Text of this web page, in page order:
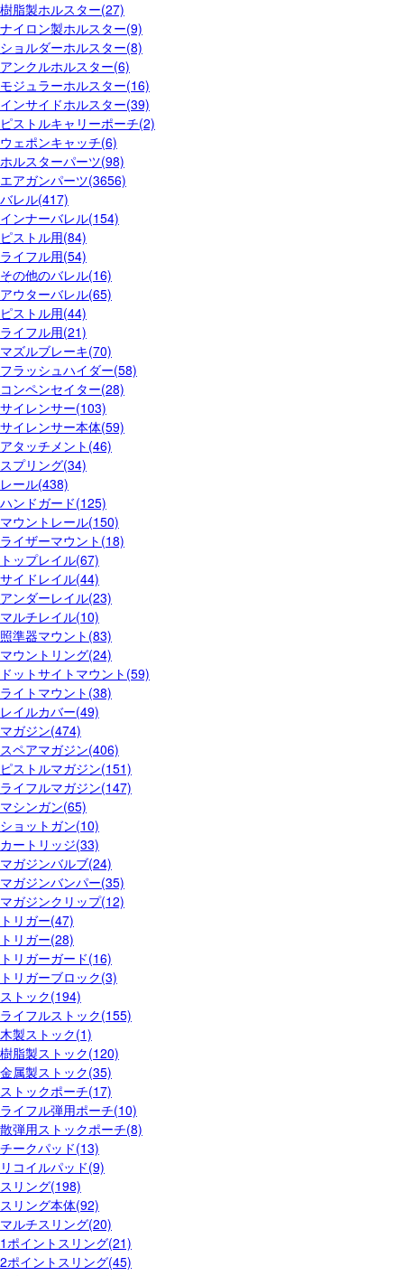
樹脂製ホルスター(27)
ナイロン製ホルスター(9)
ショルダーホルスター(8)
アンクルホルスター(6)
モジュラーホルスター(16)
インサイドホルスター(39)
ピストルキャリーポーチ(2)
ウェポンキャッチ(6)
ホルスターパーツ(98)
エアガンパーツ(3656)
バレル(417)
インナーバレル(154)
ピストル用(84)
ライフル用(54)
その他のバレル(16)
アウターバレル(65)
ピストル用(44)
ライフル用(21)
マズルブレーキ(70)
フラッシュハイダー(58)
コンペンセイター(28)
サイレンサー(103)
サイレンサー本体(59)
アタッチメント(46)
スプリング(34)
レール(438)
ハンドガード(125)
マウントレール(150)
ライザーマウント(18)
トップレイル(67)
サイドレイル(44)
アンダーレイル(23)
マルチレイル(10)
照準器マウント(83)
マウントリング(24)
ドットサイトマウント(59)
ライトマウント(38)
レイルカバー(49)
マガジン(474)
スペアマガジン(406)
ピストルマガジン(151)
ライフルマガジン(147)
マシンガン(65)
ショットガン(10)
カートリッジ(33)
マガジンバルブ(24)
マガジンバンパー(35)
マガジンクリップ(12)
トリガー(47)
トリガー(28)
トリガーガード(16)
トリガーブロック(3)
ストック(194)
ライフルストック(155)
木製ストック(1)
樹脂製ストック(120)
金属製ストック(35)
ストックポーチ(17)
ライフル弾用ポーチ(10)
散弾用ストックポーチ(8)
チークパッド(13)
リコイルパッド(9)
スリング(198)
スリング本体(92)
マルチスリング(20)
1ポイントスリング(21)
2ポイントスリング(45)